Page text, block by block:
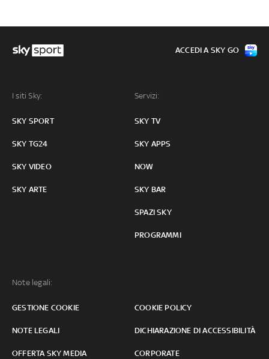
I siti Sky:
SKY SPORT
SKY TG24
SKY VIDEO
SKY ARTE
Servizi:
SKY TV
SKY APPS
NOW
SKY BAR
SPAZI SKY
PROGRAMMI
Note legali:
GESTIONE COOKIE COOKIE POLICY
NOTE LEGALI DICHIARAZIONE DI ACCESSIBILITÀ
OFFERTA SKY MEDIA CORPORATE
ACCEDI A SKY GO